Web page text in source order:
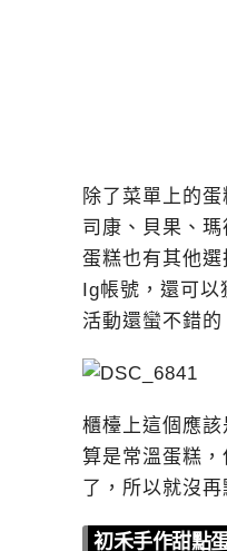
除了菜單上的
司康、貝果、
蛋糕也有其他
Ig帳號，還可以
活動還蠻不錯的
櫃檯上這個應該
算是常溫蛋糕
了，所以就沒再
初禾手作甜點